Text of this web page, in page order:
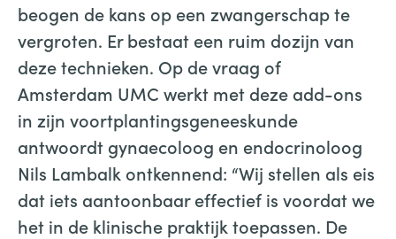
beogen de kans op een zwangerschap te
vergroten. Er bestaat een ruim dozijn van
deze technieken. Op de vraag of
Amsterdam UMC werkt met deze add-ons
in zijn voortplantingsgeneeskunde
antwoordt gynaecoloog en endocrinoloog
Nils Lambalk ontkennend: “Wij stellen als eis
dat iets aantoonbaar effectief is voordat we
het in de klinische praktijk toepassen. De